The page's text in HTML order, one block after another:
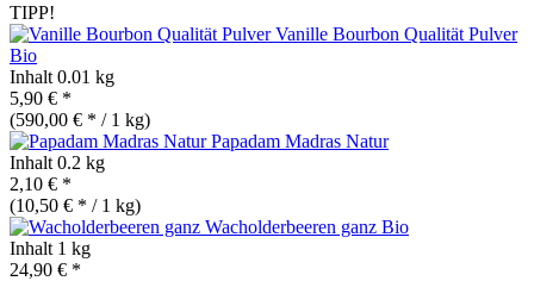
TIPP!
Vanille Bourbon Qualität Pulver
Bio
Inhalt 0.01 kg
5,90 € *
(590,00 € * / 1 kg)
Papadam Madras Natur
Inhalt 0.2 kg
2,10 € *
(10,50 € * / 1 kg)
Wacholderbeeren ganz Bio
Inhalt 1 kg
24,90 € *